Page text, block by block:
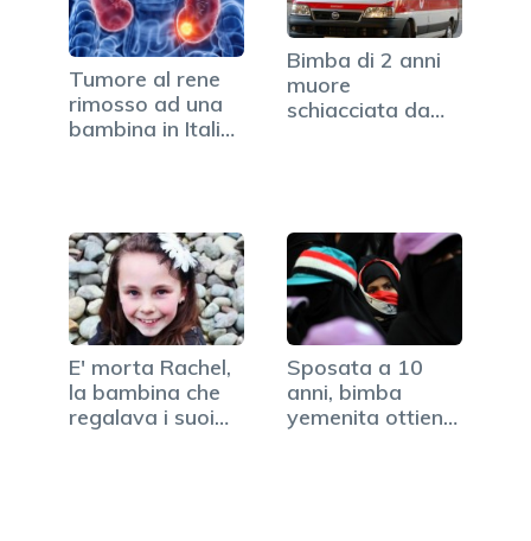
Tumore al rene
rimosso ad una
bambina in Italia:
Bimba di 2 anni
muore
schiacciata da
E' morta Rachel,
la bambina che
regalava i suoi…
Sposata a 10
anni, bimba
yemenita ottiene